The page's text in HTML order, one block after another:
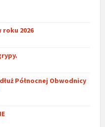
roku 2026
Północnej Obwodnicy